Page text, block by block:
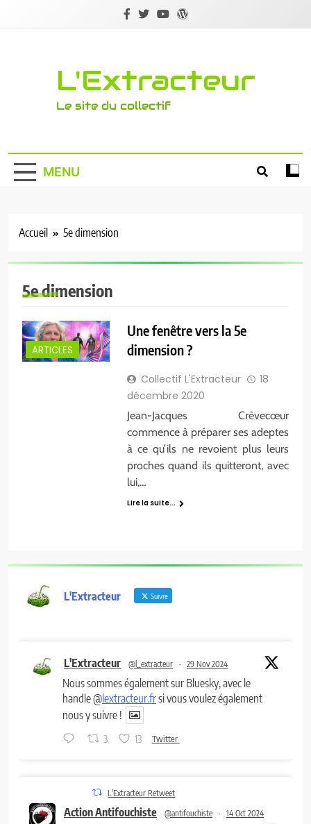
L'Extracteur
Le site du collectif
MENU
Accueil 5e dimension
5e dimension
ARTICLES
Une fenêtre vers la 5e
dimension ?
Collectif L'Extracteur
18
décembre 2020
Jean-Jacques Crèvecœur
commence à préparer ses adeptes
à ce qu’ils ne revoient plus leurs
proches quand ils quitteront, avec
lui,…
Lire la suite...
L'Extracteur Suivre
L'Extracteur @l_extracteur · 29 Nov 2024
Nous sommes également sur Bluesky, avec le
handle @lextracteur.frsi vous voulez également
nous y suivre !
3 13 Twitter
L'Extracteur Retweet
Action Antifouchiste @antifouchiste · 14 Oct 2024